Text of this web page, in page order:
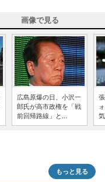
画像で見る
広島原爆の日、小沢一
郎氏が高市政権を「戦
前回帰路線」と...
もっと見る